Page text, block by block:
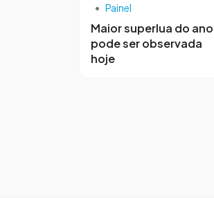
• Painel
Maior superlua do ano
pode ser observada
hoje